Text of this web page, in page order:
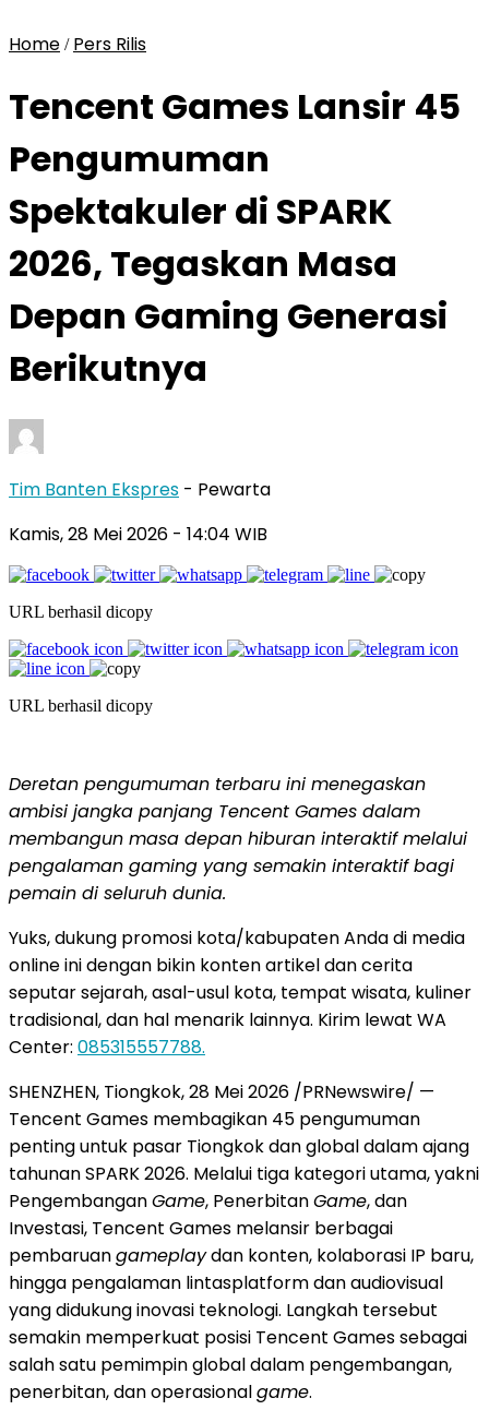
Home / Pers Rilis
Tencent Games Lansir 45
Pengumuman
Spektakuler di SPARK
2026, Tegaskan Masa
Depan Gaming Generasi
Berikutnya
Tim Banten Ekspres - Pewarta
Kamis, 28 Mei 2026 - 14:04 WIB
URL berhasil dicopy
URL berhasil dicopy
Deretan pengumuman terbaru ini menegaskan
ambisi jangka panjang Tencent Games dalam
membangun masa depan hiburan interaktif melalui
pengalaman gaming yang semakin interaktif bagi
pemain di seluruh dunia.
Yuks, dukung promosi kota/kabupaten Anda di media
online ini dengan bikin konten artikel dan cerita
seputar sejarah, asal-usul kota, tempat wisata, kuliner
tradisional, dan hal menarik lainnya. Kirim lewat WA
Center: 085315557788.
SHENZHEN, Tiongkok, 28 Mei 2026 /PRNewswire/ —
Tencent Games membagikan 45 pengumuman
penting untuk pasar Tiongkok dan global dalam ajang
tahunan SPARK 2026. Melalui tiga kategori utama, yakni
PengembanganGame, PenerbitanGame, dan
Investasi, Tencent Games melansir berbagai
pembaruangameplaydan konten, kolaborasi IP baru,
hingga pengalaman lintasplatform dan audiovisual
yang didukung inovasi teknologi. Langkah tersebut
semakin memperkuat posisi Tencent Games sebagai
salah satu pemimpin global dalam pengembangan,
penerbitan, dan operasionalgame.